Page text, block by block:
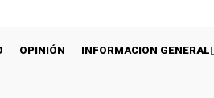
OPINIÓN INFORMACION GENERAL